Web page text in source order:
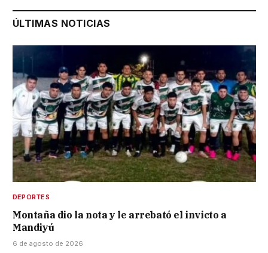
ÚLTIMAS NOTICIAS
DEPORTES
Montaña dio la nota y le arrebató el invicto a
Mandiyú
6 de agosto de 2026